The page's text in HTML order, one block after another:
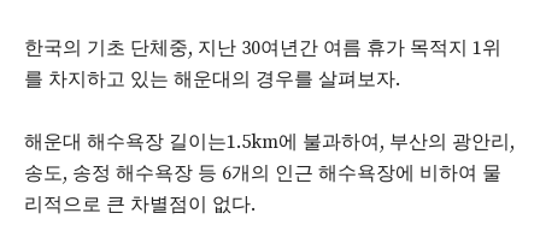
한국의 기초 단체중, 지난 30여년간 여름 휴가 목적지 1위
를 차지하고 있는 해운대의 경우를 살펴보자.
해운대 해수욕장 길이는1.5km에 불과하여, 부산의 광안리,
송도, 송정 해수욕장 등 6개의 인근 해수욕장에 비하여 물
리적으로 큰 차별점이 없다.